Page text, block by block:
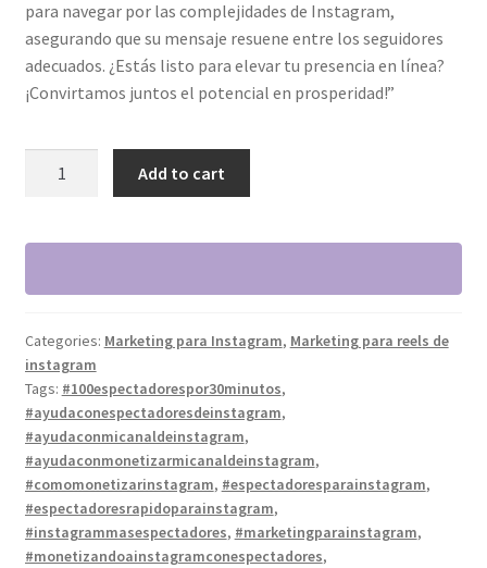
para navegar por las complejidades de Instagram,
asegurando que su mensaje resuene entre los seguidores
adecuados. ¿Estás listo para elevar tu presencia en línea?
¡Convirtamos juntos el potencial en prosperidad!”
Reels
InstaGram)
Add to cart
Categories: Marketing para Instagram, Marketing para reels de
instagram
Tags: #100espectadorespor30minutos,
#ayudaconespectadoresdeinstagram,
#ayudaconmicanaldeinstagram,
#ayudaconmonetizarmicanaldeinstagram,
#comomonetizarinstagram, #espectadoresparainstagram,
#espectadoresrapidoparainstagram,
#instagrammasespectadores, #marketingparainstagram,
#monetizandoainstagramconespectadores,